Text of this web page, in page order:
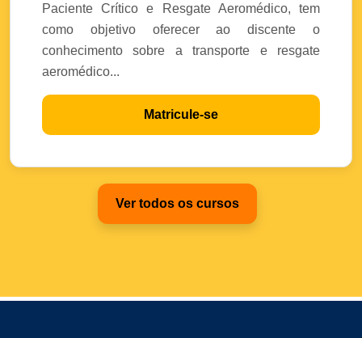
Paciente Crítico e Resgate Aeromédico, tem
como objetivo oferecer ao discente o
conhecimento sobre a transporte e resgate
aeromédico...
Matricule-se
Ver todos os cursos